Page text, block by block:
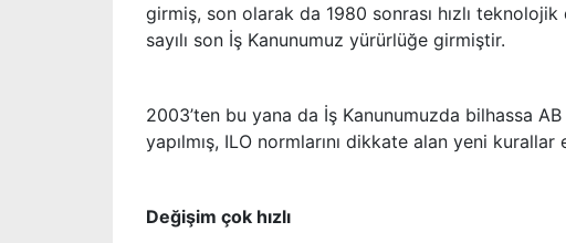
girmiş, son olarak da 1980 sonrası hızlı
sayılı son İş Kanunumuz yürürlüğe girmiştir.
2003’ten bu yana da İş Kanunumuzda bilhassa
yapılmış, ILO normlarını dikkate alan yeni kurallar
Değişim çok hızlı